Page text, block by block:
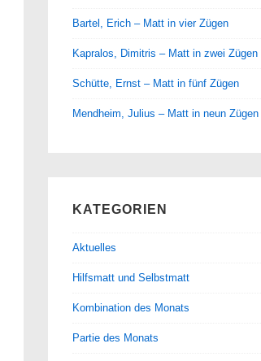
Bartel, Erich – Matt in vier Zügen
Kapralos, Dimitris – Matt in zwei Zügen
Schütte, Ernst – Matt in fünf Zügen
Mendheim, Julius – Matt in neun Zügen
KATEGORIEN
Aktuelles
Hilfsmatt und Selbstmatt
Kombination des Monats
Partie des Monats